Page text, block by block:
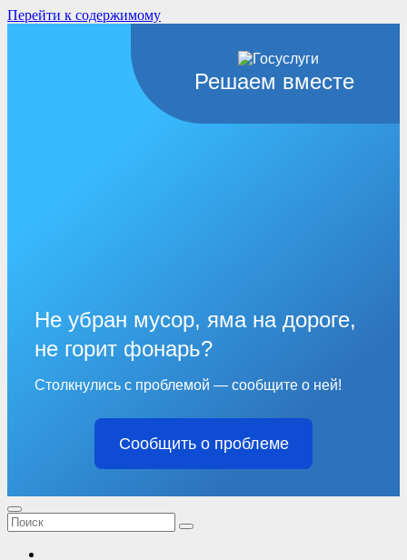
Перейти к содержимому
Решаем вместе
Не убран мусор, яма на дороге,
не горит фонарь?
Столкнулись с проблемой — сообщите о ней!
Сообщить о проблеме